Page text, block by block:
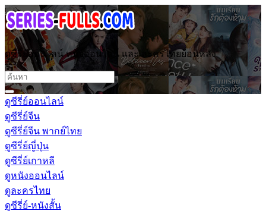
ดูซีรี่ย์ออนไลน์ หนังออนไลน์ และ ละครไทยย้อนหลัง
ดูซีรี่ย์ออนไลน์
ดูซีรี่ย์จีน
ดูซีรี่ย์จีน พากย์ไทย
ดูซีรี่ย์ญี่ปุ่น
ดูซีรี่ย์เกาหลี
ดูหนังออนไลน์
ดูละครไทย
ดูซีรี่ย์-หนังสั้น